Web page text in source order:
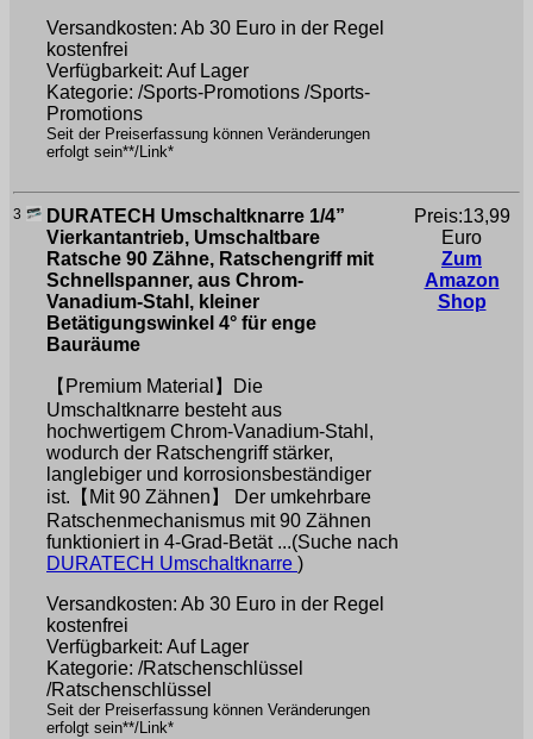
Versandkosten: Ab 30 Euro in der Regel
kostenfrei
Verfügbarkeit: Auf Lager
Kategorie: /Sports-Promotions /Sports-
Promotions
Seit der Preiserfassung können Veränderungen
erfolgt sein**/Link*
3
DURATECH Umschaltknarre 1/4”
Vierkantantrieb, Umschaltbare
Ratsche 90 Zähne, Ratschengriff mit
Schnellspanner, aus Chrom-
Vanadium-Stahl, kleiner
Betätigungswinkel 4° für enge
Bauräume
【Premium Material】Die
Umschaltknarre besteht aus
hochwertigem Chrom-Vanadium-Stahl,
wodurch der Ratschengriff stärker,
langlebiger und korrosionsbeständiger
ist.【Mit 90 Zähnen】 Der umkehrbare
Ratschenmechanismus mit 90 Zähnen
funktioniert in 4-Grad-Betät ...(Suche nach
DURATECH Umschaltknarre )
Versandkosten: Ab 30 Euro in der Regel
kostenfrei
Verfügbarkeit: Auf Lager
Kategorie: /Ratschenschlüssel
/Ratschenschlüssel
Seit der Preiserfassung können Veränderungen
erfolgt sein**/Link*
Preis:13,99
Euro
Zum
Amazon
Shop